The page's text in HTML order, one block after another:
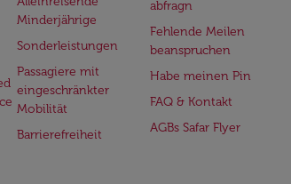
Minderjährige
Sonderleistungen
Passagiere mit
eingeschränkter
Mobilität
Barrierefreiheit
abfragn
Fehlende Meilen
beanspruchen
Habe meinen Pin
FAQ & Kontakt
AGBs Safar Flyer